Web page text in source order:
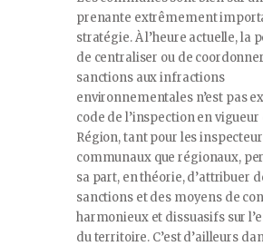
prenante extrêmement
stratégie. À l’heure actuelle, la
de centraliser ou de
sanctions aux infractions
environnementales n’est pas
code de l’inspection en vigueur
Région, tant pour les
communaux que régionaux,
sa part, en théorie, d’attribuer
sanctions et des moyens de
harmonieux et dissuasifs sur
du territoire. C’est d’ailleurs